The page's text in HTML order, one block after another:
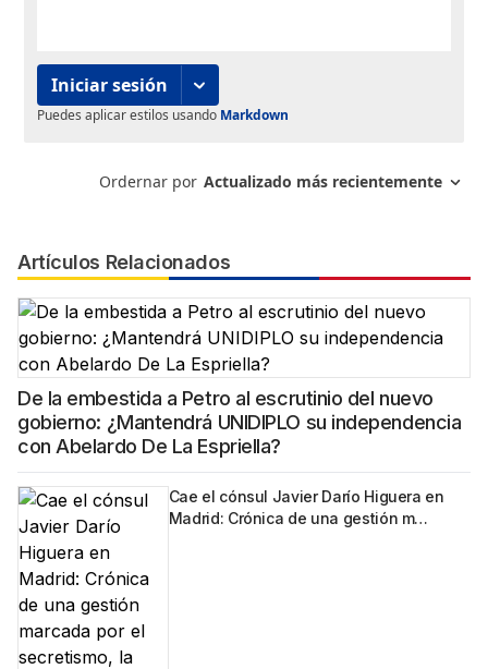
Artículos Relacionados
De la embestida a Petro al escrutinio del nuevo
gobierno: ¿Mantendrá UNIDIPLO su independencia
con Abelardo De La Espriella?
Cae el cónsul Javier Darío Higuera en
Madrid: Crónica de una gestión m…